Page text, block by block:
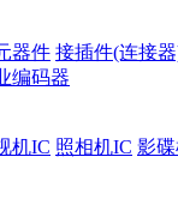
器件 接插件(连接
编码器
机IC 照相机IC 影